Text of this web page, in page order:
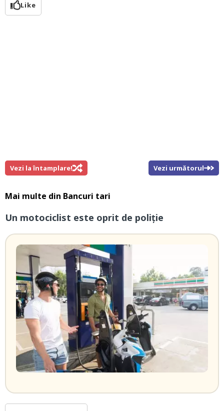
Like
Vezi la întamplare! Vezi următorul
Mai multe din Bancuri tari
Un motociclist este oprit de poliție